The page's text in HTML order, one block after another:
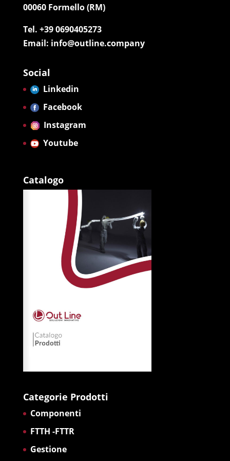
00060 Formello (RM)
Tel. +39 0690405273
Email: info@outline.company
Social
Linkedin
Facebook
Instagram
Youtube
Catalogo
Categorie Prodotti
Componenti
FTTH -FTTR
Gestione